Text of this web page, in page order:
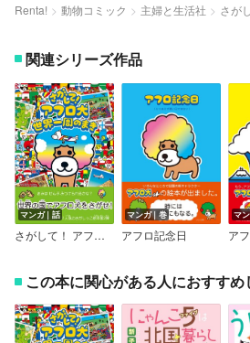
Renta! 動物コミック 主婦と生活社 さが
関連シリーズ作品
マンガ｜話
さがして！ アフロ犬 世界一周のまき
マンガ｜巻
アフロ記念日
マ
ア
この本に関心がある人におすすめ